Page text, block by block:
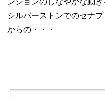
ンションのしなやかな動
シルバーストンでのセナ
からの・・・